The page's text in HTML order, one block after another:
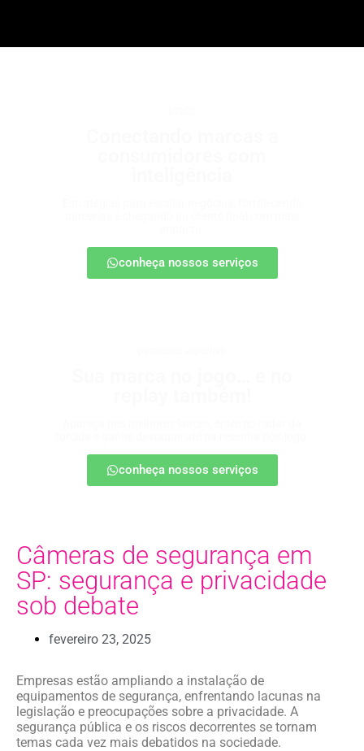
conheça nossos serviços
conheça nossos serviços
Câmeras de segurança em
SP: segurança e privacidade
sob debate
fevereiro 23, 2025
Empresas estão ampliando a instalação de
equipamentos de segurança, enfrentando lacunas na
legislação e preocupações sobre a privacidade. A
segurança pública e os riscos decorrentes se tornam
temas cada vez mais debatidos na sociedade.